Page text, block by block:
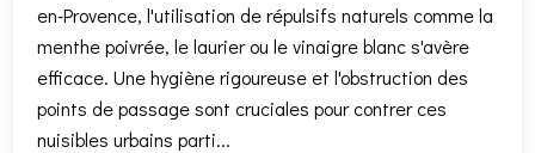
en-Provence, l'utilisation de répulsifs naturels comme la
menthe poivrée, le laurier ou le vinaigre blanc s'avère
efficace. Une hygiène rigoureuse et l'obstruction des
points de passage sont cruciales pour contrer ces
nuisibles urbains parti...